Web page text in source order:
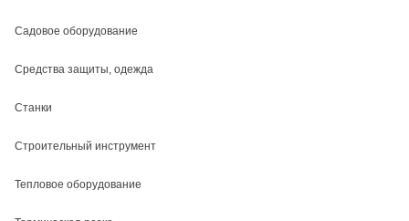
Садовое оборудование
Средства защиты, одежда
Станки
Строительный инструмент
Тепловое оборудование